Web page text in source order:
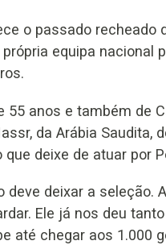
o passado
equipa nacional
55 anos e também de
da Arábia
deixe de atuar por
deve deixar a
Ele já nos deu
até chegar aos 1.000